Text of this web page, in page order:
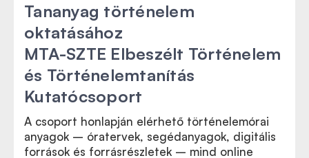
Tananyag történelem
oktatásához
MTA-SZTE Elbeszélt Történelem
és Történelemtanítás
Kutatócsoport
A csoport honlapján elérhető történelemórai
anyagok – óratervek, segédanyagok, digitális
források és forrásrészletek – mind online